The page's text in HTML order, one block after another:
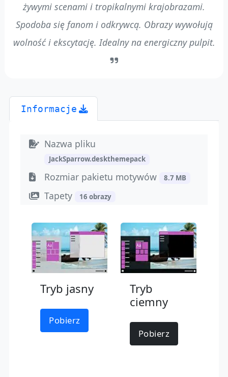
żywymi scenami i tropikalnymi krajobrazami.
Spodoba się fanom i odkrywcą. Obrazy wywołują
wolność i ekscytację. Idealny na energiczny pulpit.
Informacje
Nazwa pliku
JackSparrow.deskthemepack
Rozmiar pakietu motywów 8.7 MB
Tapety 16 obrazy
Tryb jasny
Pobierz
Tryb
ciemny
Pobierz